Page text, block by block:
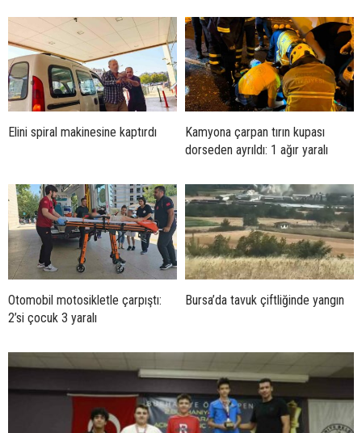
Elini spiral makinesine kaptırdı
Kamyona çarpan tırın kupası
dorseden ayrıldı: 1 ağır yaralı
Otomobil motosikletle çarpıştı:
2’si çocuk 3 yaralı
Bursa’da tavuk çiftliğinde yangın